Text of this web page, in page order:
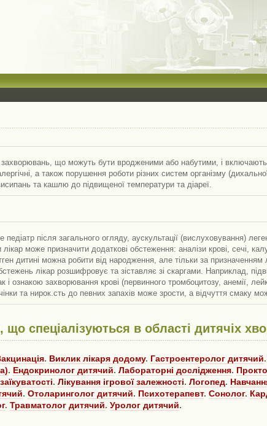
що можуть бути вродженими або набутими, і включають
а також порушення роботи різних систем організму
та кашлю до підвищеної температури та діареї.
після загального огляду, аускультації (вислуховування)
може призначити додаткові обстеження: аналізи крові, сечі,
дитині можна робити від народження, але тільки за призначенням
ознакою захворювання крові (первинного тромбоцитозу, анемії,
та нирок.сть до певних запахів може зрости, а відчуття смаку
спеціалізуються в області дитячіх
. Виклик лікаря додому. Гастроентеролог дитячий.
. Ендокринолог дитячий. Лабораторні дослідження.
. Лікування ігрової залежності. Логопед.
. Отоларинголог дитячий. Психотерапевт. Сонолог.
. Травматолог дитячий. Уролог дитячий.